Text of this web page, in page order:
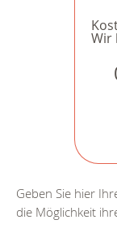
Wir
Geben Sie hier
die Möglichkeit